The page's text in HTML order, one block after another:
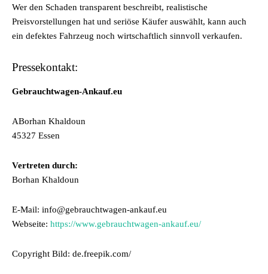
Wer den Schaden transparent beschreibt, realistische
Preisvorstellungen hat und seriöse Käufer auswählt, kann auch
ein defektes Fahrzeug noch wirtschaftlich sinnvoll verkaufen.
Pressekontakt:
Gebrauchtwagen-Ankauf.eu
ABorhan Khaldoun
45327 Essen
Vertreten durch:
Borhan Khaldoun
E-Mail: info@gebrauchtwagen-ankauf.eu
Webseite: https://www.gebrauchtwagen-ankauf.eu/
Copyright Bild: de.freepik.com/